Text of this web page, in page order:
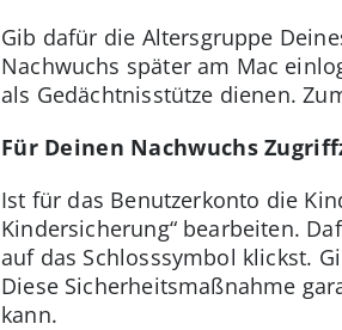
Gib dafür die Altersgruppe
Nachwuchs später am Mac
als Gedächtnisstütze dienen.
Für Deinen Nachwuchs
Ist für das Benutzerkonto die
Kindersicherung“ bearbeiten.
auf das Schlosssymbol klickst.
Diese Sicherheitsmaßnahme
kann.